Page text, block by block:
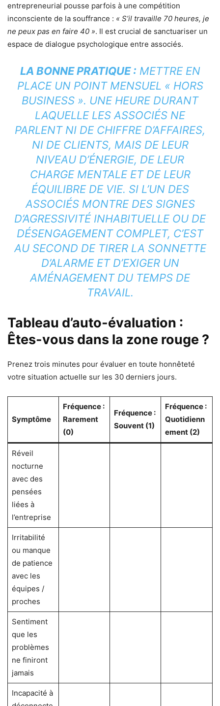
entrepreneurial pousse parfois à une compétition
inconsciente de la souffrance : « S’il travaille 70 heures, je
ne peux pas en faire 40 ». Il est crucial de sanctuariser un
espace de dialogue psychologique entre associés.
LA BONNE PRATIQUE : METTRE EN
PLACE UN POINT MENSUEL « HORS
BUSINESS ». UNE HEURE DURANT
LAQUELLE LES ASSOCIÉS NE
PARLENT NI DE CHIFFRE D’AFFAIRES,
NI DE CLIENTS, MAIS DE LEUR
NIVEAU D’ÉNERGIE, DE LEUR
CHARGE MENTALE ET DE LEUR
ÉQUILIBRE DE VIE. SI L’UN DES
ASSOCIÉS MONTRE DES SIGNES
D’AGRESSIVITÉ INHABITUELLE OU DE
DÉSENGAGEMENT COMPLET, C’EST
AU SECOND DE TIRER LA SONNETTE
D’ALARME ET D’EXIGER UN
AMÉNAGEMENT DU TEMPS DE
TRAVAIL.
Tableau d’auto-évaluation :
Êtes-vous dans la zone rouge ?
Prenez trois minutes pour évaluer en toute honnêteté
votre situation actuelle sur les 30 derniers jours.
Symptôme
Fréquence :
Rarement
(0)
Fréquence :
Souvent (1)
Fréquence :
Quotidienn
ement (2)
Réveil
nocturne
avec des
pensées
liées à
l’entreprise
Irritabilité
ou manque
de patience
avec les
équipes /
proches
Sentiment
que les
problèmes
ne finiront
jamais
Incapacité à